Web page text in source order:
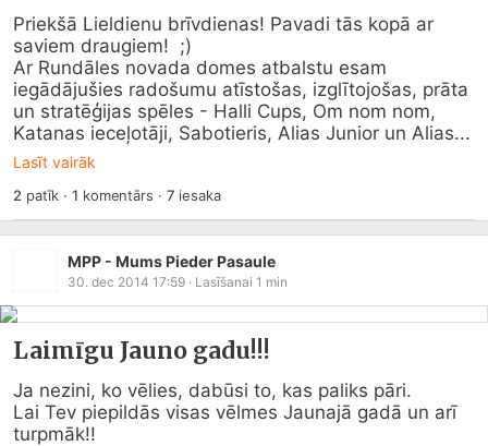
Priekšā Lieldienu brīvdienas! Pavadi tās kopā ar
saviem draugiem!  ;)
Ar Rundāles novada domes atbalstu esam
iegādājušies radošumu atīstošas, izglītojošas, prāta
un stratēģijas spēles - Halli Cups, Om nom nom,
Katanas ieceļotāji, Sabotieris, Alias Junior un Alias...
Lasīt vairāk
2 patīk ·1 komentārs · 7 iesaka
MPP - Mums Pieder Pasaule
30. dec 2014 17:59 · Lasīšanai 1 min
Laimīgu Jauno gadu!!!
Ja nezini, ko vēlies, dabūsi to, kas paliks pāri.
Lai Tev piepildās visas vēlmes Jaunajā gadā un arī
turpmāk!!